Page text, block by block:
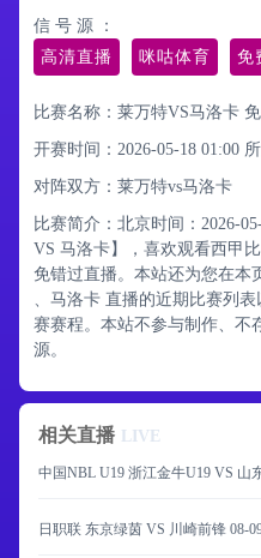
信 号 源 ：
高清直播
咪咕体育 免
比赛名称：莱万特VS马洛卡
开赛时间：2026-05-18 01:00
对阵双方：莱万特vs马洛卡
比赛简介：北京时间：2026-
VS 马洛卡】，喜欢观看西甲
免错过直播。本站还为您在本
、马洛卡 直播的近期比赛列
赛赛程。本站不参与制作、不
源。
相关直播 LIVE
中国NBL U19 浙江金牛U19 VS 山
日职联 东京绿茵 VS 川崎前锋 08-